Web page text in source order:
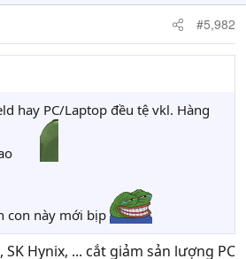
#5,982
hay PC/Laptop đều tệ vkl. Hàng
con này mới bịp
Hynix, ... cắt giảm sản lượng PC